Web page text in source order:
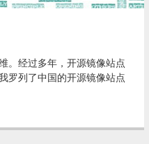
。经过多年，开源镜像站点
罗列了中国的开源镜像站点